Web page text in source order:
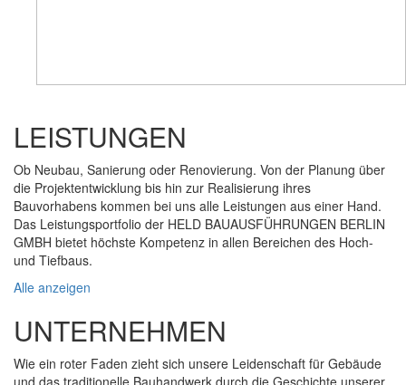
LEISTUNGEN
Ob Neubau, Sanierung oder Renovierung. Von der Planung über
die Projektentwicklung bis hin zur Realisierung ihres
Bauvorhabens kommen bei uns alle Leistungen aus einer Hand.
Das Leistungsportfolio der HELD BAUAUSFÜHRUNGEN BERLIN
GMBH bietet höchste Kompetenz in allen Bereichen des Hoch-
und Tiefbaus.
Alle anzeigen
UNTERNEHMEN
Wie ein roter Faden zieht sich unsere Leidenschaft für Gebäude
und das traditionelle Bauhandwerk durch die Geschichte unserer